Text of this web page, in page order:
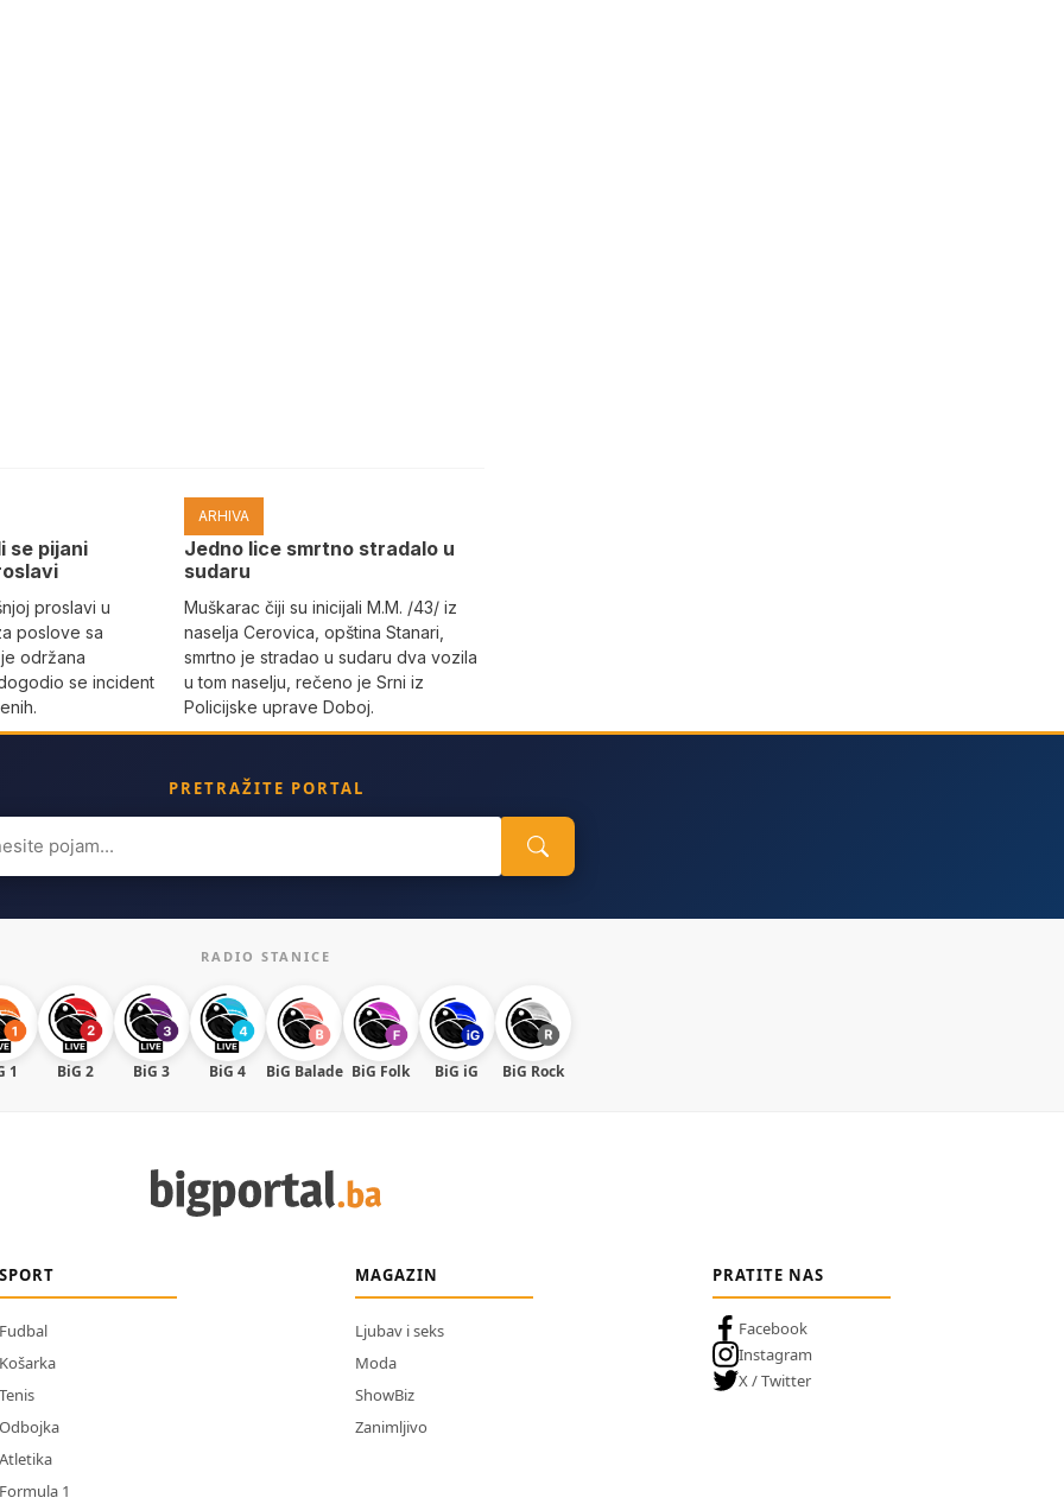
se pijani
proslavi u
poslove sa
održana
se incident
ARHIVA
Јedno lice smrtno stradalo u
sudaru
Muškarac čiji su inicijali M.M. /43/ iz
naselja Cerovica, opština Stanari,
smrtno je stradao u sudaru dva vozila
u tom naselju, rečeno je Srni iz
Policijske uprave Doboj.
PRETRAŽITE PORTAL
RADIO STANICE
1 BiG 2 BiG 3 BiG 4 BiG Balade BiG Folk BiG iG BiG Rock
SPORT
Fudbal
Košarka
Tenis
Odbojka
Atletika
Formula 1
MAGAZIN
Ljubav i seks
Moda
ShowBiz
Zanimljivo
PRATITE NAS
Facebook
Instagram
X / Twitter